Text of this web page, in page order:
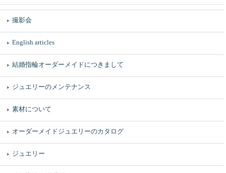
撮影会
English articles
結婚指輪オーダーメイドにつきまして
ジュエリーのメンテナンス
素材について
オーダーメイドジュエリーのカタログ
ジュエリー